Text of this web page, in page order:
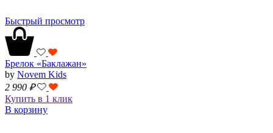
Быстрый просмотр
Брелок «Баклажан»
by Novem Kids
2 990 ₽
Купить в 1 клик
В корзину